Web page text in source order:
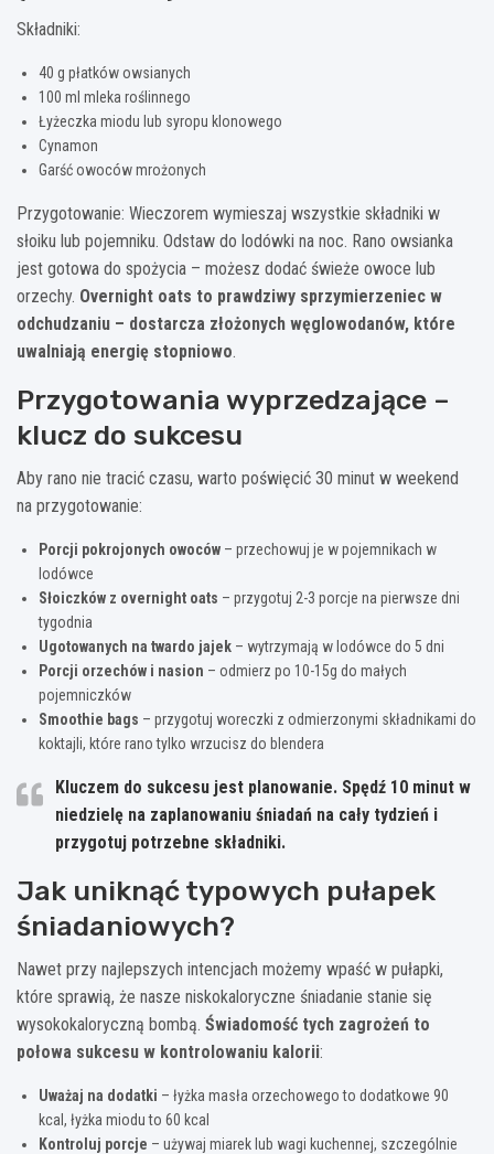
Składniki:
40 g płatków owsianych
100 ml mleka roślinnego
Łyżeczka miodu lub syropu klonowego
Cynamon
Garść owoców mrożonych
Przygotowanie: Wieczorem wymieszaj wszystkie składniki w
słoiku lub pojemniku. Odstaw do lodówki na noc. Rano owsianka
jest gotowa do spożycia – możesz dodać świeże owoce lub
orzechy. Overnight oats to prawdziwy sprzymierzeniec w
odchudzaniu – dostarcza złożonych węglowodanów, które
uwalniają energię stopniowo.
Przygotowania wyprzedzające –
klucz do sukcesu
Aby rano nie tracić czasu, warto poświęcić 30 minut w weekend
na przygotowanie:
Porcji pokrojonych owoców – przechowuj je w pojemnikach w
lodówce
Słoiczków z overnight oats – przygotuj 2-3 porcje na pierwsze dni
tygodnia
Ugotowanych na twardo jajek – wytrzymają w lodówce do 5 dni
Porcji orzechów i nasion – odmierz po 10-15g do małych
pojemniczków
Smoothie bags – przygotuj woreczki z odmierzonymi składnikami do
koktajli, które rano tylko wrzucisz do blendera
Kluczem do sukcesu jest planowanie. Spędź 10 minut w
niedzielę na zaplanowaniu śniadań na cały tydzień i
przygotuj potrzebne składniki.
Jak uniknąć typowych pułapek
śniadaniowych?
Nawet przy najlepszych intencjach możemy wpaść w pułapki,
które sprawią, że nasze niskokaloryczne śniadanie stanie się
wysokokaloryczną bombą. Świadomość tych zagrożeń to
połowa sukcesu w kontrolowaniu kalorii:
Uważaj na dodatki – łyżka masła orzechowego to dodatkowe 90
kcal, łyżka miodu to 60 kcal
Kontroluj porcje – używaj miarek lub wagi kuchennej, szczególnie